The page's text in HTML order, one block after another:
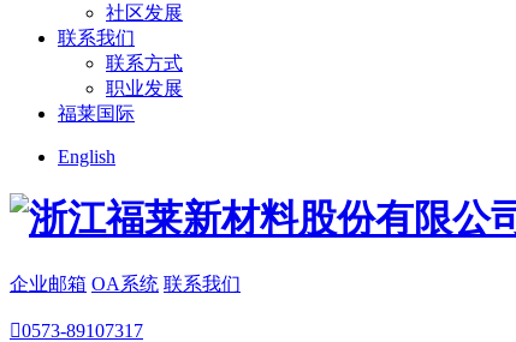
社区发展
联系我们
联系方式
职业发展
福莱国际
English
企业邮箱 OA系统 联系我们
0573-89107317